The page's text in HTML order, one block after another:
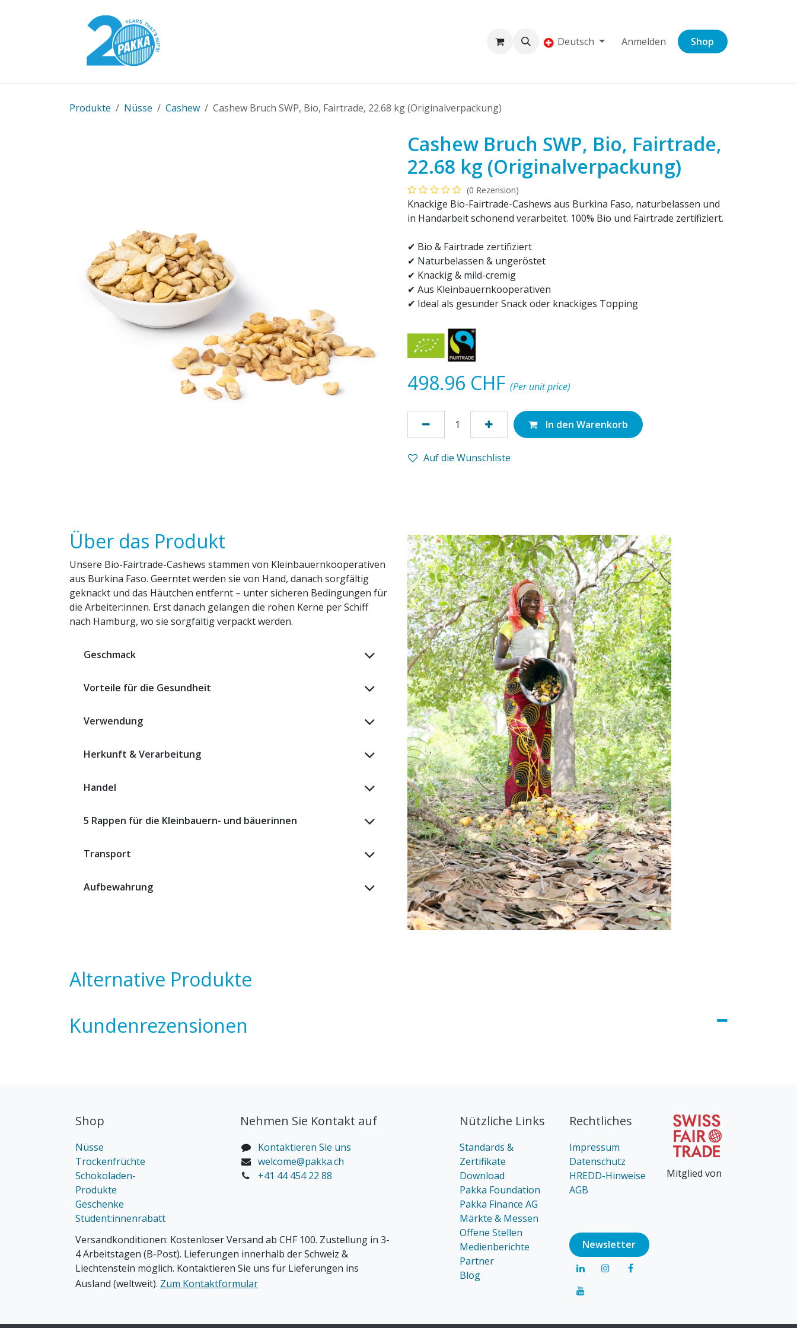
Deutsch Anmelden Shop
Produkte Nüsse Cashew Cashew Bruch SWP, Bio, Fairtrade, 22.68 kg (Originalverpackung)
Cashew Bruch SWP, Bio, Fairtrade,
22.68 kg (Originalverpackung)
(0 Rezension)
Knackige Bio-Fairtrade-Cashews aus Burkina Faso, naturbelassen und
in Handarbeit schonend verarbeitet. 100% Bio und Fairtrade zertifiziert.
✔ Bio & Fairtrade zertifiziert
✔ Naturbelassen & ungeröstet
✔ Knackig & mild-cremig
✔ Aus Kleinbauernkooperativen
✔ Ideal als gesunder Snack oder knackiges Topping
498.96 CHF (Per unit price)
In den Warenkorb
Auf die Wunschliste
Über das Produkt
Unsere Bio-Fairtrade-Cashews stammen von Kleinbauernkooperativen
aus Burkina Faso. Geerntet werden sie von Hand, danach sorgfältig
geknackt und das Häutchen entfernt – unter sicheren Bedingungen für
die Arbeiter:innen. Erst danach gelangen die rohen Kerne per Schiff
nach Hamburg, wo sie sorgfältig verpackt werden.
Geschmack
Vorteile für die Gesundheit
Verwendung
Herkunft & Verarbeitung
Handel
5 Rappen für die Kleinbauern- und bäuerinnen
Transport
Aufbewahrung
Alternative Produkte
Kundenrezensionen
Nützliche Links
Standards &
Zertifikate
Download
Pakka Foundation
Pakka Finance AG
Märkte & Messen
Offene Stellen
Medienberichte
Partner
Blog
Shop
Nüsse
Trockenfrüchte
Schokoladen-
Produkte
Geschenke
Student:innenrabatt
Rechtliches
Impressum
Datenschutz
HREDD-Hinweise
AGB
Nehmen Sie Kontakt auf
Kontaktieren Sie uns
welcome@pakka.ch
+41 44 454 22 88
Versandkonditionen: Kostenloser Versand ab CHF 100. Zustellung in 3-
4 Arbeitstagen (B-Post). Lieferungen innerhalb der Schweiz &
Liechtenstein möglich. Kontaktieren Sie uns für Lieferungen ins
Ausland (weltweit). Zum Kontaktformular
Mitglied von
Newsl​​​​etter